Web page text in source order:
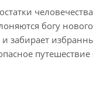
богу
забирает